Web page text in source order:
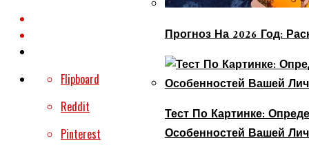
Прогноз На 2026 Год:
Тест По Картинке:
Особенностей Вашей
Flipboard
Reddit
Pinterest